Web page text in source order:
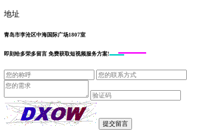
地址
青岛市李沧区中海国际广场1807室
即刻给多荣多留言 免费获取短视频服务方案!